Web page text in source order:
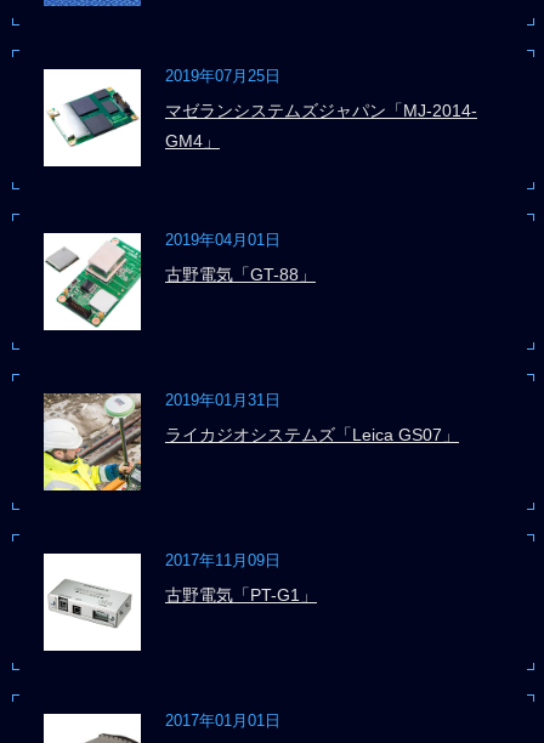
2019年07月25日
マゼランシステムズジャパン「MJ-2014-
GM4」
2019年04月01日
古野電気「GT-88」
2019年01月31日
ライカジオシステムズ「Leica GS07」
2017年11月09日
古野電気「PT-G1」
2017年01月01日